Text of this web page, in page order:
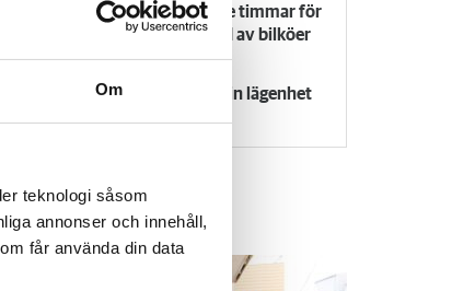
Om
teknologi såsom
annonser och innehåll,
får använda din data
Flyttfirma anmäls: dök upp tre timmar för
sent och höjde priset på grund av bilköer
24 julikl 09:30
Försvunnen man får behålla sin lägenhet
& Hyra TV